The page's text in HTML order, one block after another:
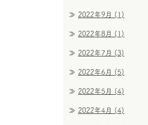
2022年9月 (1)
2022年8月 (1)
2022年7月 (3)
2022年6月 (5)
2022年5月 (4)
2022年4月 (4)